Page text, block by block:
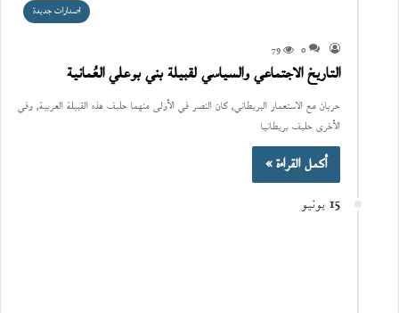
اصدارات جديدة
0
79
التاريخ الاجتماعي والسياسي لقبيلة بني بوعلي العُمانية
حربان مع الاستعمار البريطاني، كان النصر في الأولى منهما حليف هذه القبيلة العربية، وفي
الأخرى حليف بريطانيا
أكمل القراءة »
15 يونيو